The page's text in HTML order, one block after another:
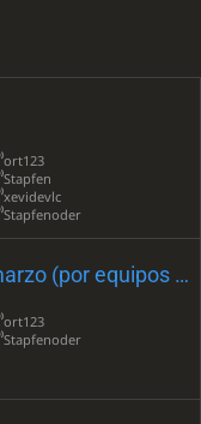
ort123
Stapfen
xevidevlc
Stapfenoder
Preparación partida 26 de marzo (por equipos 2022)
ort123
Stapfenoder